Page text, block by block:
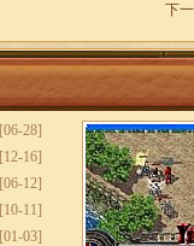
下
[06-28]
[12-16]
[06-12]
[10-11]
[01-03]